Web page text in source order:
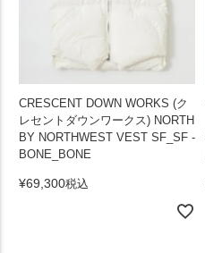
CRESCENT DOWN WORKS (ク
レセントダウンワークス) NORTH
BY NORTHWEST VEST SF_SF -
BONE_BONE
¥69,300税込